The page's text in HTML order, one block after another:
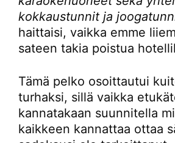
kokkaustunnit ja
haittaisi, vaikka emme
sateen takia poistua
Tämä pelko osoittautui
turhaksi, sillä vaikka
kannatakaan suunnitella
kaikkeen kannattaa ottaa